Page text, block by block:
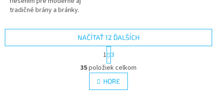
tradičné brány a bránky.
ocele, ponúka vysokú odolnosť
O
v
l
á
NAČÍTAŤ 12 ĎALŠÍCH
t
r
á
n
k
1 3
35položiek celkom
HORE